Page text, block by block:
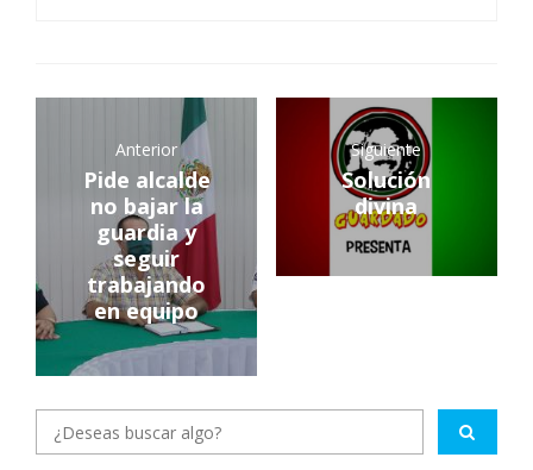
Anterior
Pide alcalde
no bajar la
guardia y
seguir
trabajando
en equipo
Siguiente
Solución
divina